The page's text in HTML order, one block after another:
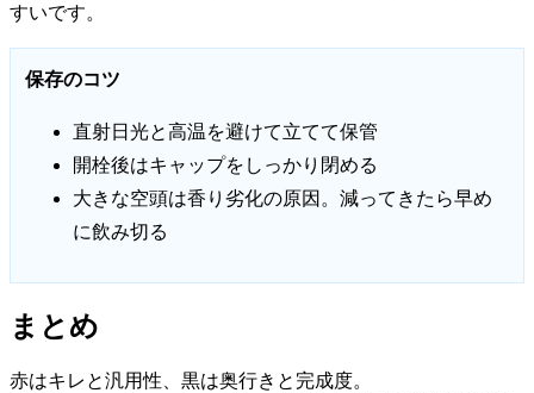
すいです。
保存のコツ
直射日光と高温を避けて立てて保管
開栓後はキャップをしっかり閉める
大きな空頭は香り劣化の原因。減ってきたら早め
に飲み切る
まとめ
赤はキレと汎用性、黒は奥行きと完成度。